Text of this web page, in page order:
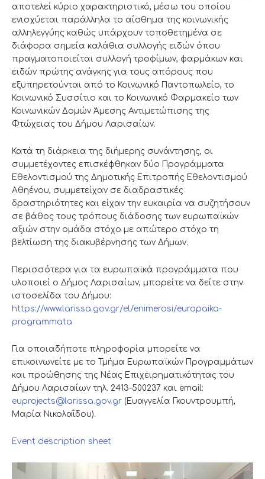
αποτελεί κύριο χαρακτηριστικό, μέσω του οποίου
ενισχύεται παράλληλα το αίσθημα της κοινωνικής
αλληλεγγύης καθώς υπάρχουν τοποθετημένα σε
διάφορα σημεία καλάθια συλλογής ειδών όπου
πραγματοποιείται συλλογή τροφίμων, φαρμάκων και
ειδών πρώτης ανάγκης για τους απόρους που
εξυπηρετούνται από το Κοινωνικό Παντοπωλείο, το
Κοινωνικό Συσσίτιο και το Κοινωνικό Φαρμακείο των
Κοινωνικών Δομών Άμεσης Αντιμετώπισης της
Φτώχειας του Δήμου Λαρισαίων.
Κατά τη διάρκεια της διήμερης συνάντησης, οι
συμμετέχοντες επισκέφθηκαν δύο Προγράμματα
Εθελοντισμού της Δημοτικής Επιτροπής Εθελοντισμού
Αθηένου, συμμετείχαν σε διαδραστικές
δραστηριότητες και είχαν την ευκαιρία να συζητήσουν
σε βάθος τους τρόπους διάδοσης των ευρωπαϊκών
αξιών στην ομάδα στόχο με απώτερο στόχο τη
βελτίωση της διακυβέρνησης των Δήμων.
Περισσότερα για τα ευρωπαϊκά προγράμματα που
υλοποιεί ο Δήμος Λαρισαίων, μπορείτε να δείτε στην
ιστοσελίδα του Δήμου:
https://www.larissa.gov.gr/el/enimerosi/europaika-
programmata
Για οποιαδήποτε πληροφορία μπορείτε να
επικοινωνείτε με το Τμήμα Ευρωπαϊκών Προγραμμάτων
και προώθησης της Νέας Επιχειρηματικότητας του
Δήμου Λαρισαίων τηλ. 2413-500237 και email:
euprojects@larissa.gov.gr (Ευαγγελία Γκουντρουμπή,
Μαρία Νικολαΐδου).
Event description sheet